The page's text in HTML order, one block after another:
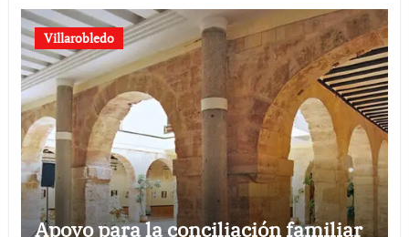
Villarobledo
Apoyo para la conciliación familiar